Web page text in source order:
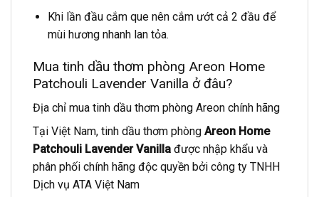
Khi lần đầu cắm que nên cắm ướt cả 2 đầu để
mùi hương nhanh lan tỏa.
Mua tinh dầu thơm phòng Areon Home
Patchouli Lavender Vanilla ở đâu?
Địa chỉ mua tinh dầu thơm phòng Areon chính hãng
Tại Việt Nam, tinh dầu thơm phòng Areon Home
Patchouli Lavender Vanilla được nhập khẩu và
phân phối chính hãng độc quyền bởi công ty TNHH
Dịch vụ ATA Việt Nam